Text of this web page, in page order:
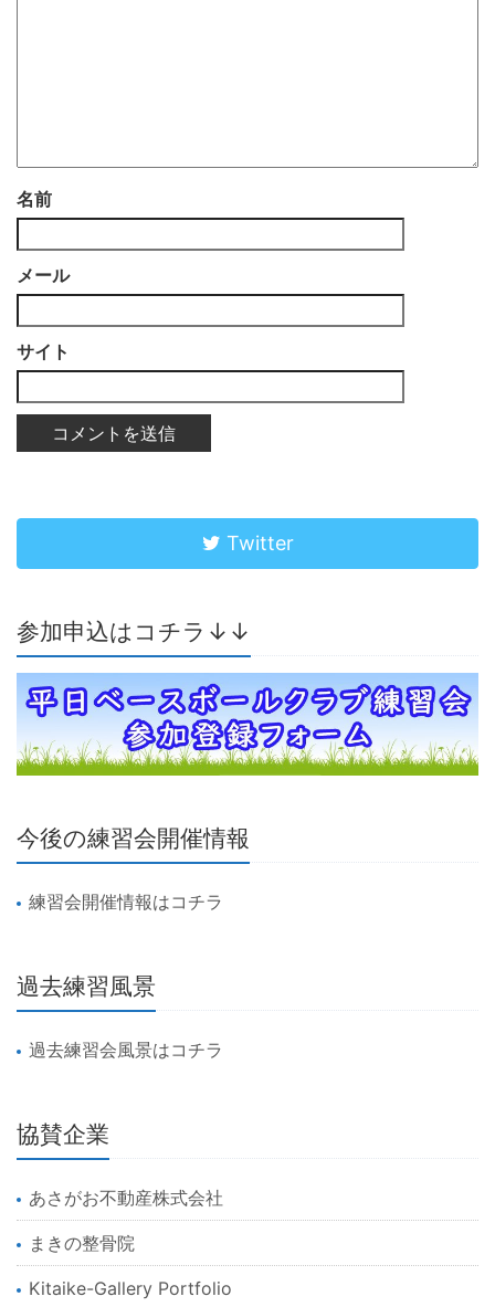
名前
メール
サイト
Twitter
参加申込はコチラ↓↓
今後の練習会開催情報
練習会開催情報はコチラ
過去練習風景
過去練習会風景はコチラ
協賛企業
あさがお不動産株式会社
まきの整骨院
Kitaike-Gallery Portfolio